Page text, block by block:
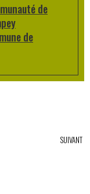
de
de
SUIVANT